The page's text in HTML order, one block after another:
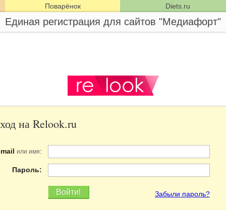
Поварёнок Diets.ru
Единая регистрация для сайтов "Медиафорт"
на Relook.ru
или имя:
Пароль:
Забыли пароль?